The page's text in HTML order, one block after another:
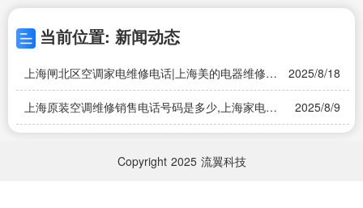
当前位置: 新闻动态
上海闸北区空调家电维修电话|上海美的电器维修点
在哪里有|同城上门服务
2025/8/18
上海原装空调维修销售电话号码是多少,上海家电维
修服务热线及官方官网一览2024- 上海,维修客服电
2025/8/9
Copyright 2025 流翼科技